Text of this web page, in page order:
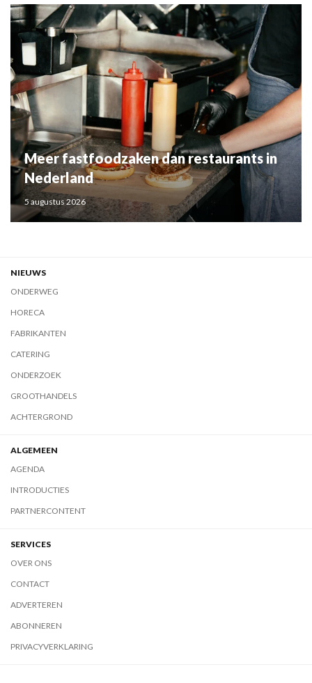
Meer fastfoodzaken dan restaurants in
Nederland
5 augustus 2026
NIEUWS
ONDERWEG
HORECA
FABRIKANTEN
CATERING
ONDERZOEK
GROOTHANDELS
ACHTERGROND
ALGEMEEN
AGENDA
INTRODUCTIES
PARTNERCONTENT
SERVICES
OVER ONS
CONTACT
ADVERTEREN
ABONNEREN
PRIVACYVERKLARING